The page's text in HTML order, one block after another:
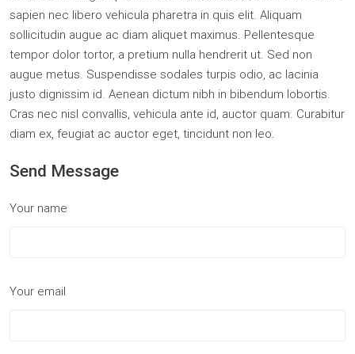
sapien nec libero vehicula pharetra in quis elit. Aliquam
sollicitudin augue ac diam aliquet maximus. Pellentesque
tempor dolor tortor, a pretium nulla hendrerit ut. Sed non
augue metus. Suspendisse sodales turpis odio, ac lacinia
justo dignissim id. Aenean dictum nibh in bibendum lobortis.
Cras nec nisl convallis, vehicula ante id, auctor quam. Curabitur
diam ex, feugiat ac auctor eget, tincidunt non leo.
Send Message
Your name
Your email